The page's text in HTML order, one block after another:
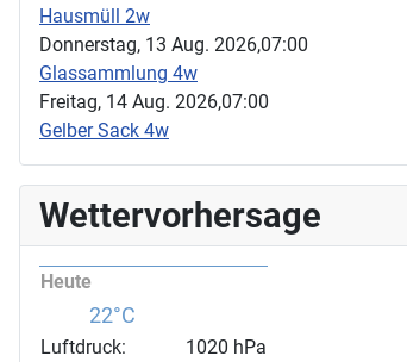
Hausmüll 2w
Donnerstag, 13 Aug. 2026,07:00
Glassammlung 4w
Freitag, 14 Aug. 2026,07:00
Gelber Sack 4w
Wettervorhersage
Heute
22°C
Luftdruck: 1020 hPa